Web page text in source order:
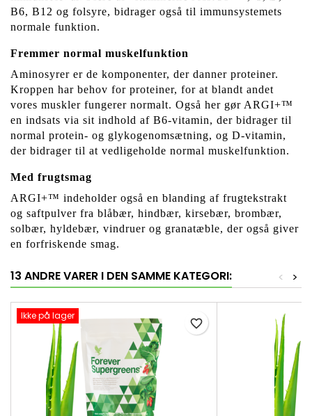
B6, B12 og folsyre, bidrager også til immunsystemets
normale funktion.
Fremmer normal muskelfunktion
Aminosyrer er de komponenter, der danner proteiner.
Kroppen har behov for proteiner, for at blandt andet
vores muskler fungerer normalt. Også her gør ARGI+™
en indsats via sit indhold af B6-vitamin, der bidrager til
normal protein- og glykogenomsætning, og D-vitamin,
der bidrager til at vedligeholde normal muskelfunktion.
Med frugtsmag
ARGI+™ indeholder også en blanding af frugtekstrakt
og saftpulver fra blåbær, hindbær, kirsebær, brombær,
solbær, hyldebær, vindruer og granatæble, der også giver
en forfriskende smag.
13 ANDRE VARER I DEN SAMME KATEGORI: >
<
Ikke på lager
favorite_border